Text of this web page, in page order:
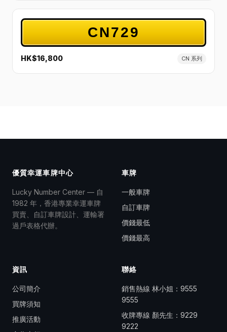
CN729
HK$16,800 CN 系列
優質幸運車牌中心
Lucky Number Center — 自
1982 年，香港專業幸運車牌
買賣、自訂車牌設計、運輸署
過戶表格代辦。
車牌
一般車牌
自訂車牌
價錢最低
價錢最高
資訊
公司簡介
買牌須知
推廣活動
聯絡
銷售熱線 林小姐： 9555
9555
收牌專線 顏先生： 9229
9222